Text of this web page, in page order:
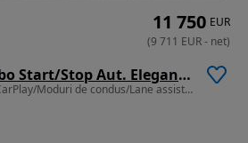
Opel Corsa 1.2 Turbo Start/Stop Aut. Elegance
1199 cm3 • 100 CP • Led/CarPlay/Moduri de condus/Lane assist/Tva/Leasing-Rate FARA AVANS
11 750 EUR
(9 711 EUR- net)